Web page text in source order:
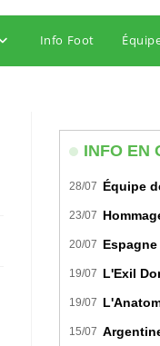
Info Foot
INFO EN
28/07 Équipe
23/07
20/07
19/07 L'Exil
19/07
15/07